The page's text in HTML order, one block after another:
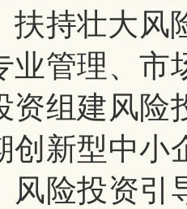
扶持壮大风
业管理、市
资组建风险
创新型中小
风险投资引